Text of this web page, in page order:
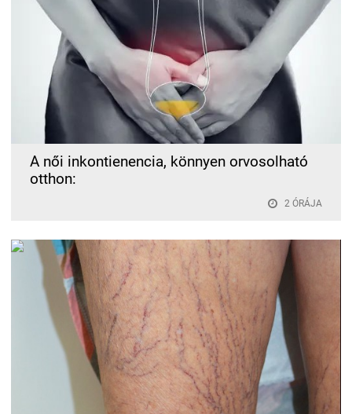
A női inkontienencia, könnyen orvosolható
otthon:
2 ÓRÁJA